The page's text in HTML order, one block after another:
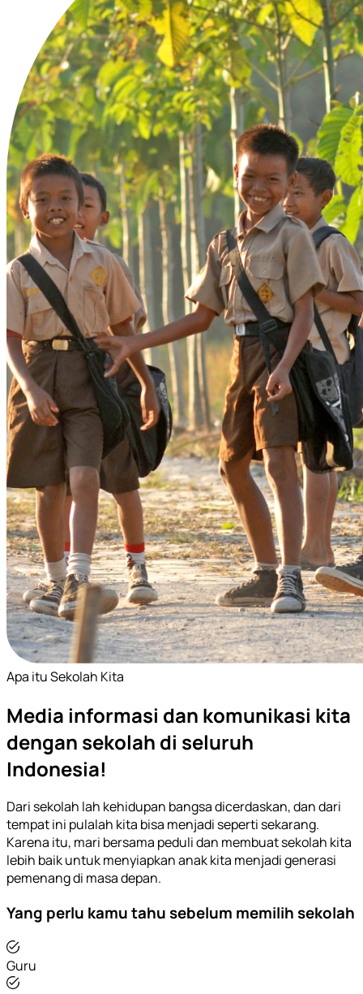
Apa itu Sekolah Kita
Media informasi dan komunikasi kita
dengan sekolah di seluruh
Indonesia!
Dari sekolah lah kehidupan bangsa dicerdaskan, dan dari
tempat ini pulalah kita bisa menjadi seperti sekarang.
Karena itu, mari bersama peduli dan membuat sekolah kita
lebih baik untuk menyiapkan anak kita menjadi generasi
pemenang di masa depan.
Yang perlu kamu tahu sebelum memilih sekolah
Guru